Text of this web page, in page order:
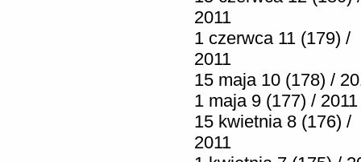
2011
1 czerwca 11 (179) /
2011
15 maja 10 (178) /
1 maja 9 (177) / 2011
15 kwietnia 8 (176) /
2011